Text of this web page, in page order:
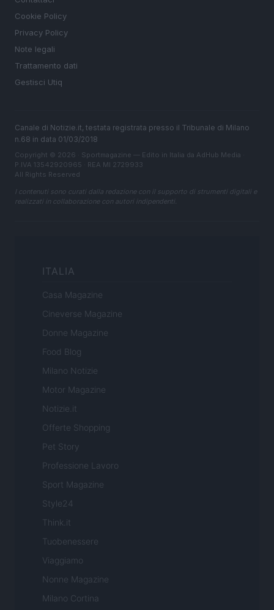
Cookie Policy
Privacy Policy
Note legali
Trattamento dati
Gestisci Utiq
Canale di Notizie.it, testata registrata presso il Tribunale di Milano
n.68 in data 01/03/2018
Copyright © 2026 · Sportmagazine — Edito in Italia da AdHub Media
P.IVA 13542920965 · REA MI 2729933
All Rights Reserved
I contenuti sono curati dalla redazione con il supporto di strumenti digitali e
realizzati in collaborazione con autori indipendenti.
ITALIA
Casa Magazine
Cineverse Magazine
Donne Magazine
Food Blog
Milano Notizie
Motor Magazine
Notizie.it
Offerte Shopping
Pet Story
Professione Lavoro
Sport Magazine
Style24
Think.it
Tuobenessere
Viaggiamo
Nonne Magazine
Milano Cortina